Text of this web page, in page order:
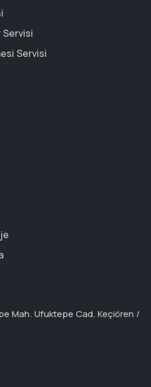
Servisi
Servisi
Mah. Ufuktepe Cad. Keçiören /